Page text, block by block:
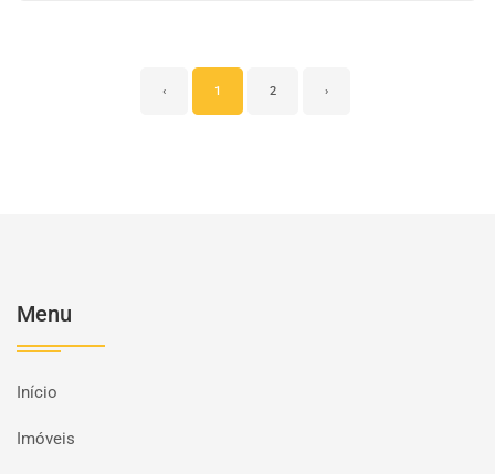
‹ 1 2 ›
Menu
Início
Imóveis